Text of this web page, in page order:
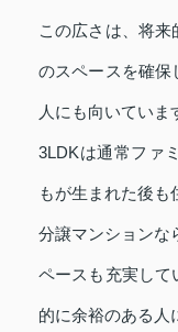
この広さは、将
のスペースを確保
人にも向いていま
3LDKは通常ファ
もが生まれた後も
分譲マンションな
ペースも充実して
的に余裕のある人